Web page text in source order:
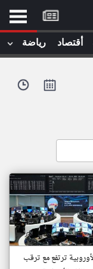
العربي
بنا
مصدرترتفع مع ترقب
أقتصاد رياضة
موقع
كل
يوم
اي مقال مؤخرا